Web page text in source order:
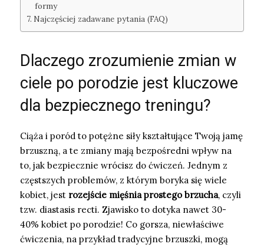
formy
Najczęściej zadawane pytania (FAQ)
Dlaczego zrozumienie zmian w
ciele po porodzie jest kluczowe
dla bezpiecznego treningu?
Ciąża i poród to potężne siły kształtujące Twoją jamę
brzuszną, a te zmiany mają bezpośredni wpływ na
to, jak bezpiecznie wrócisz do ćwiczeń. Jednym z
częstszych problemów, z którym boryka się wiele
kobiet, jest rozejście mięśnia prostego brzucha, czyli
tzw. diastasis recti. Zjawisko to dotyka nawet 30-
40% kobiet po porodzie! Co gorsza, niewłaściwe
ćwiczenia, na przykład tradycyjne brzuszki, mogą